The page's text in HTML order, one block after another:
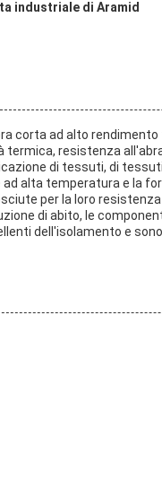
industriale di Aramid
corta ad alto
resistenza
di tessuti, di
alta temperatura e la
per la loro
di abito, le
dell'isolamento e